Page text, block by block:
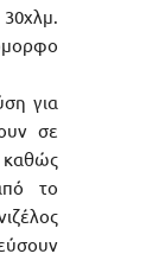
για
σε
το